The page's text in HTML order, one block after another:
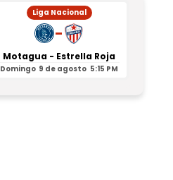
Liga Nacional
-
Motagua - Estrella Roja
Domingo 9 de agosto 5:15 PM